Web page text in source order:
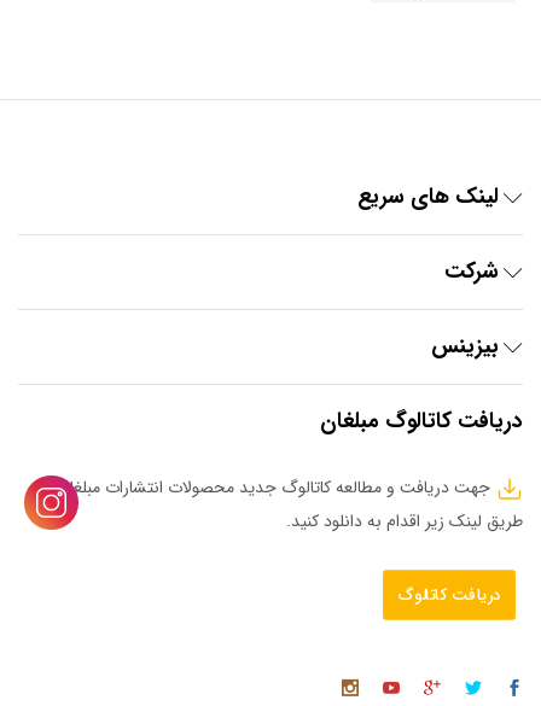
لینک های سریع
شرکت
بیزینس
دریافت کاتالوگ مبلغان
جهت دریافت و مطالعه کاتالوگ جدید محصولات انتشارات مبلغان از
طریق لینک زیر اقدام به دانلود کنید.
دریافت کاتالوگ